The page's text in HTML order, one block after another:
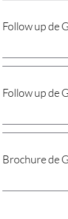
Follow up de
Follow up de
Brochure de